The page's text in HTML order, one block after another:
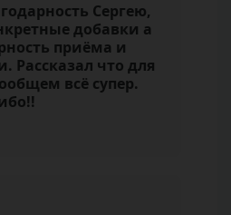
Сергею,
добавки а
приёма и
Рассказал что для
всё супер.